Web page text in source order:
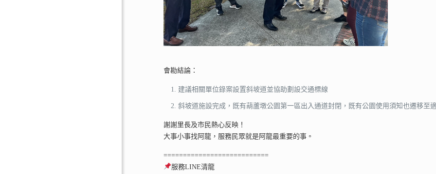
會勘結論：
建議相關單位錄案設置斜坡道並協助劃設交通標線
斜坡道施設完成，既有葫蘆墩公園第一區出入通道封閉，既有公園使用須知也遷移至
謝謝里長及市民熱心反映！
大事小事找阿龍，服務民眾就是阿龍最重要的事。
===========================
服務LINE清龍